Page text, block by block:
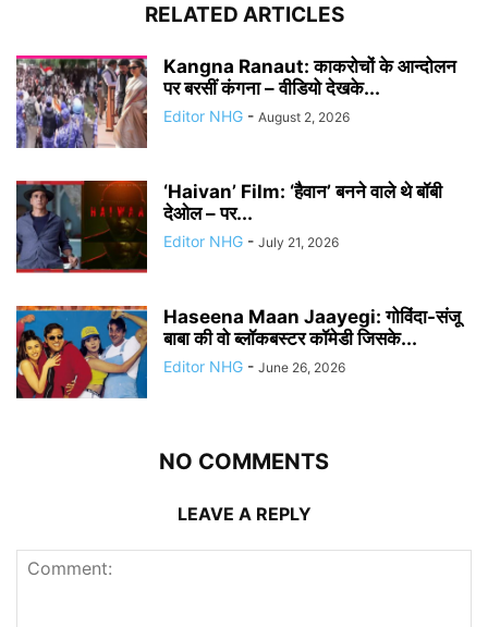
RELATED ARTICLES
Kangna Ranaut: काकरोचों के आन्दोलन
पर बरसीं कंगना – वीडियो देखके...
Editor NHG - August 2, 2026
‘Haivan’ Film: ‘हैवान’ बनने वाले थे बॉबी
देओल – पर...
Editor NHG - July 21, 2026
Haseena Maan Jaayegi: गोविंदा-संजू
बाबा की वो ब्लॉकबस्टर कॉमेडी जिसके...
Editor NHG - June 26, 2026
NO COMMENTS
LEAVE A REPLY